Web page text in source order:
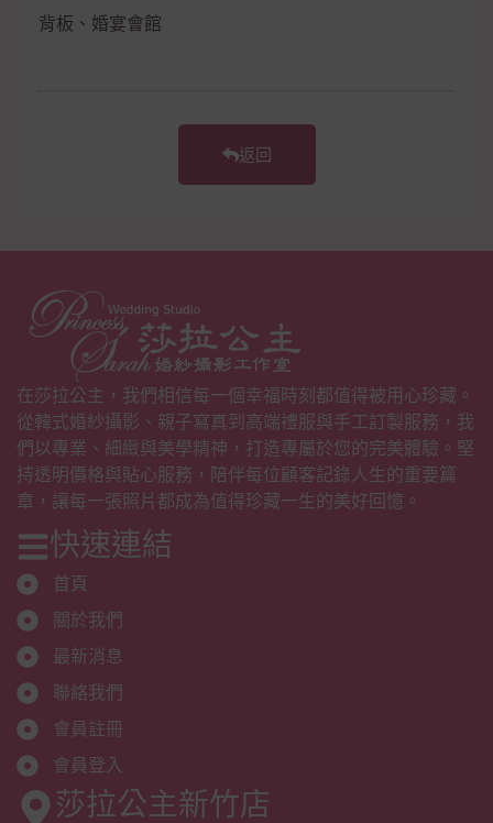
背板、婚宴會館
返回
在莎拉公主，我們相信每一個幸福時刻都值得被用心珍藏。
從韓式婚紗攝影、親子寫真到高端禮服與手工訂製服務，我
們以專業、細緻與美學精神，打造專屬於您的完美體驗。堅
持透明價格與貼心服務，陪伴每位顧客記錄人生的重要篇
章，讓每一張照片都成為值得珍藏一生的美好回憶。
快速連結
首頁
關於我們
最新消息
聯絡我們
會員註冊
會員登入
莎拉公主新竹店